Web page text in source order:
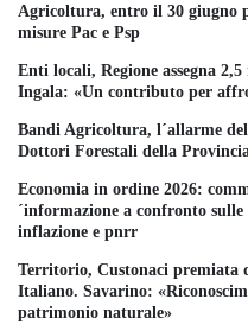
Agricoltura, entro il 30 giugno
misure Pac e Psp
Enti locali, Regione assegna
Ingala: «Un contributo per
Bandi Agricoltura, l´allarme
Dottori Forestali della
Economia in ordine 2026:
´informazione a confronto
inflazione e pnrr
Territorio, Custonaci premiata
Italiano. Savarino:
patrimonio naturale»